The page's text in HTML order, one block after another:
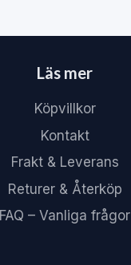
Läs mer
Köpvillkor
Kontakt
Frakt & Leverans
Returer & Återköp
FAQ – Vanliga frågor